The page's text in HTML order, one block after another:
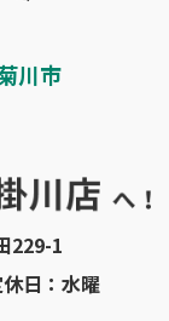
川市
229-1
日：水曜